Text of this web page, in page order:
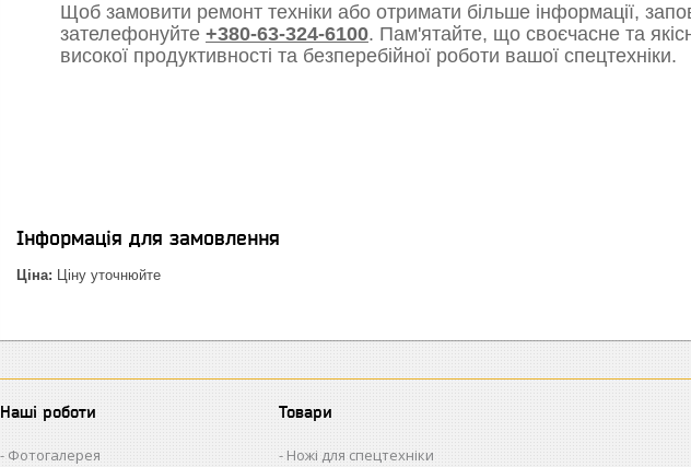
Щоб замовити ремонт техніки або отримати більше інформації,
зателефонуйте +380-63-324-6100. Пам'ятайте, що своєчасне та
високої продуктивності та безперебійної роботи вашої спецтехніки.
Інформація для замовлення
Ціна: Ціну уточнюйте
Наші роботи
Фотогалерея
Товари
Ножі для спецтехніки